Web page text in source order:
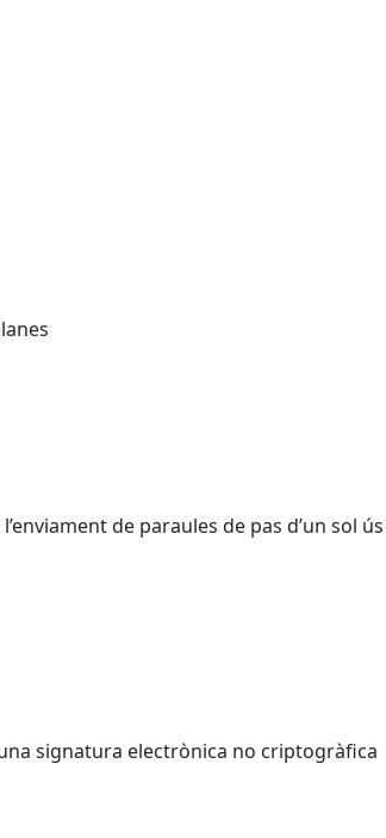
de paraules de pas d’un sol ús
signatura electrònica no criptogràfica